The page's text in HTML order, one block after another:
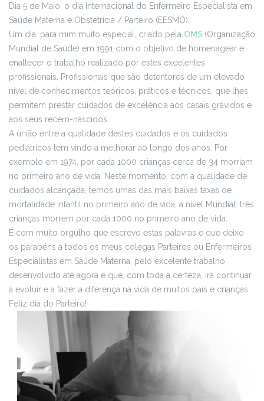
Dia 5 de Maio, o dia Internacional do Enfermeiro Especialista em
Saúde Materna e Obstetrícia / Parteiro (EESMO).
Um dia, para mim muito especial, criado pela OMS (Organização
Mundial de Saúde) em 1991 com o objetivo de homenagear e
enaltecer o trabalho realizado por estes excelentes
profissionais. Profissionais que são detentores de um elevado
nível de conhecimentos teóricos, práticos e técnicos, que lhes
permitem prestar cuidados de excelência aos casais grávidos e
aos seus recém-nascidos.
A união entre a qualidade destes cuidados e os cuidados
pediátricos tem vindo a melhorar ao longo dos anos. Por
exemplo em 1974, por cada 1000 crianças cerca de 34 morriam
no primeiro ano de vida. Neste momento, com a qualidade de
cuidados alcançada, temos umas das mais baixas taxas de
mortalidade infantil no primeiro ano de vida, a nível Mundial: três
crianças morrem por cada 1000 no primeiro ano de vida.
É com muito orgulho que escrevo estas palavras e que deixo
os parabéns a todos os meus colegas Parteiros ou Enfermeiros
Especialistas em Saúde Materna, pelo excelente trabalho
desenvolvido até agora e que, com toda a certeza, irá continuar
a evoluir e a fazer a diferença na vida de muitos pais e crianças.
Feliz dia do Parteiro!